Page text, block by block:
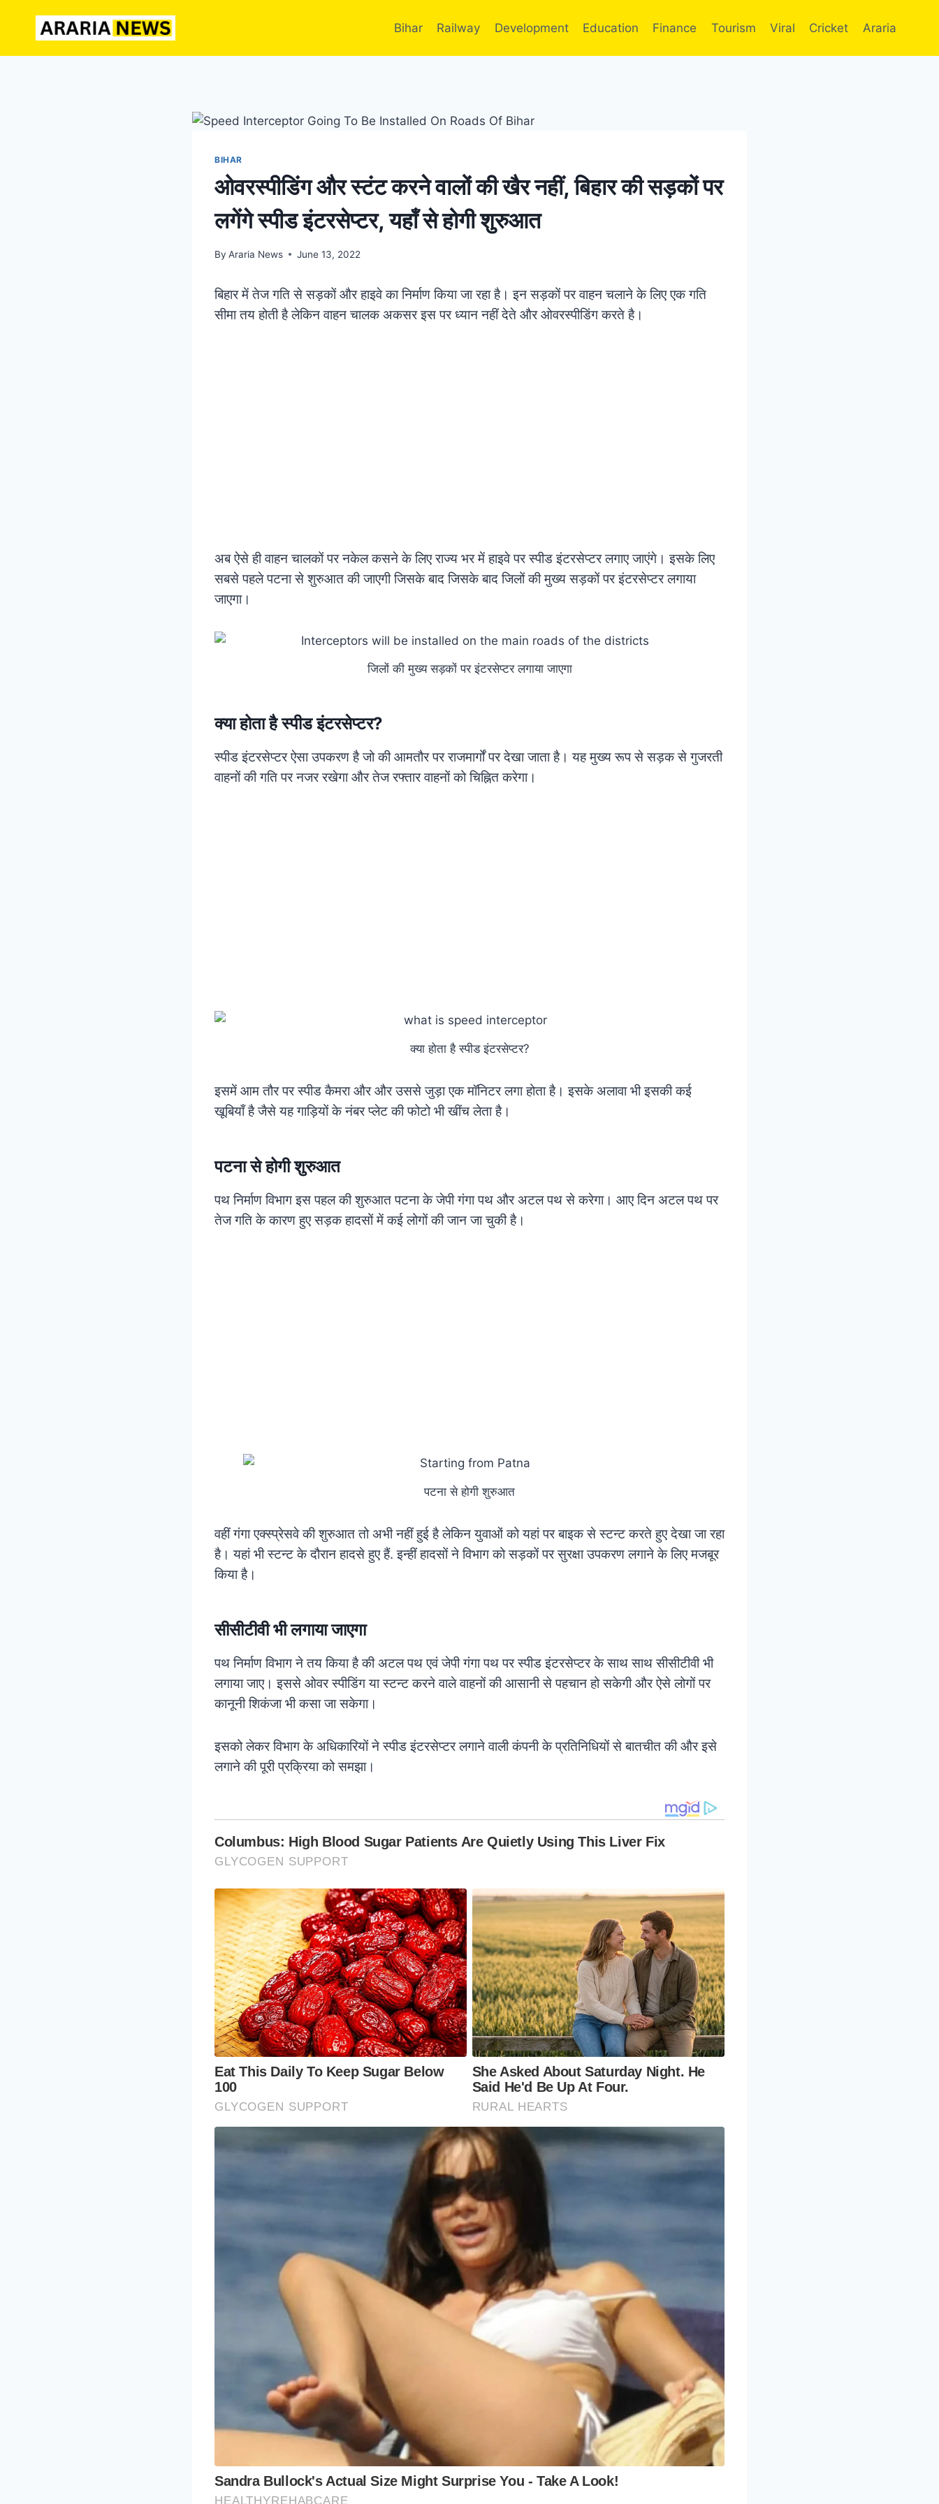
Bihar Railway Development Education Finance Tourism Viral Cricket Araria
BIHAR
ओवरस्पीडिंग और स्टंट करने वालों की खैर नहीं, बिहार की सड़कों पर
लगेंगे स्पीड इंटरसेप्टर, यहाँ से होगी शुरुआत
By Araria News June 13, 2022
बिहार में तेज गति से सड़कों और हाइवे का निर्माण किया जा रहा है। इन सड़कों पर वाहन चलाने के लिए एक गति
सीमा तय होती है लेकिन वाहन चालक अकसर इस पर ध्यान नहीं देते और ओवरस्पीडिंग करते है।
अब ऐसे ही वाहन चालकों पर नकेल कसने के लिए राज्य भर में हाइवे पर स्पीड इंटरसेप्टर लगाए जाएंगे। इसके लिए
सबसे पहले पटना से शुरुआत की जाएगी जिसके बाद जिसके बाद जिलों की मुख्य सड़कों पर इंटरसेप्टर लगाया
जाएगा।
जिलों की मुख्य सड़कों पर इंटरसेप्टर लगाया जाएगा
क्या होता है स्पीड इंटरसेप्टर?
स्पीड इंटरसेप्टर ऐसा उपकरण है जो की आमतौर पर राजमार्गों पर देखा जाता है। यह मुख्य रूप से सड़क से गुजरती
वाहनों की गति पर नजर रखेगा और तेज रफ्तार वाहनों को चिह्नित करेगा।
क्या होता है स्पीड इंटरसेप्टर?
इसमें आम तौर पर स्पीड कैमरा और और उससे जुड़ा एक मॉनिटर लगा होता है। इसके अलावा भी इसकी कई
खूबियाँ है जैसे यह गाड़ियों के नंबर प्लेट की फोटो भी खींच लेता है।
पटना से होगी शुरुआत
पथ निर्माण विभाग इस पहल की शुरुआत पटना के जेपी गंगा पथ और अटल पथ से करेगा। आए दिन अटल पथ पर
तेज गति के कारण हुए सड़क हादसों में कई लोगों की जान जा चुकी है।
पटना से होगी शुरुआत
वहीं गंगा एक्स्प्रेसवे की शुरुआत तो अभी नहीं हुई है लेकिन युवाओं को यहां पर बाइक से स्टन्ट करते हुए देखा जा रहा
है। यहां भी स्टन्ट के दौरान हादसे हुए हैं. इन्हीं हादसों ने विभाग को सड़कों पर सुरक्षा उपकरण लगाने के लिए मजबूर
किया है।
सीसीटीवी भी लगाया जाएगा
पथ निर्माण विभाग ने तय किया है की अटल पथ एवं जेपी गंगा पथ पर स्पीड इंटरसेप्टर के साथ साथ सीसीटीवी भी
लगाया जाए। इससे ओवर स्पीडिंग या स्टन्ट करने वाले वाहनों की आसानी से पहचान हो सकेगी और ऐसे लोगों पर
कानूनी शिकंजा भी कसा जा सकेगा।
इसको लेकर विभाग के अधिकारियों ने स्पीड इंटरसेप्टर लगाने वाली कंपनी के प्रतिनिधियों से बातचीत की और इसे
लगाने की पूरी प्रक्रिया को समझा।